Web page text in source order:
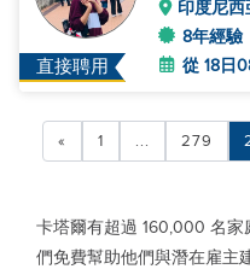
直接聘用
印度尼西
8年經驗
從 18日
« 1 ... 279
卡塔爾有超過 160,000 名
們免費幫助他們與潛在雇主